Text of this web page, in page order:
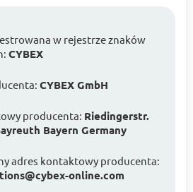
w rejestrze znaków
CYBEX
CYBEX GmbH
producenta: Riedingerstr.
Bayern Germany
adres kontaktowy producenta:
online.com